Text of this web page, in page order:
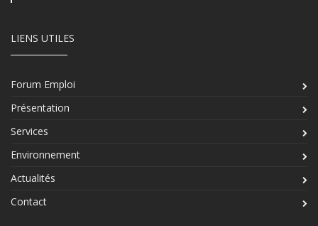
LIENS UTILES
Forum Emploi
Présentation
Services
Environnement
Actualités
Contact